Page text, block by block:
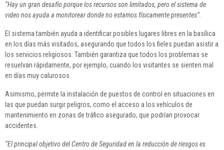
“Hay un gran desafío porque los recursos son limitados, pero el sistema de
video nos ayuda a monitorear donde no estamos físicamente presentes”.
El sistema también ayuda a identificar posibles lugares libres en la basílica
en los días más visitados, asegurando que todos los fieles puedan asistir a
los servicios religiosos. También garantiza que todos los problemas se
resuelvan rápidamente, por ejemplo, cuando los visitantes se sienten mal
en días muy calurosos.
Asimismo, permite la instalación de puestos de control en situaciones en
las que puedan surgir peligros, como el acceso a los vehículos de
mantenimiento en zonas de tráfico asegurado, que podrían provocar
accidentes.
“El principal objetivo del Centro de Seguridad en la reducción de riesgos es